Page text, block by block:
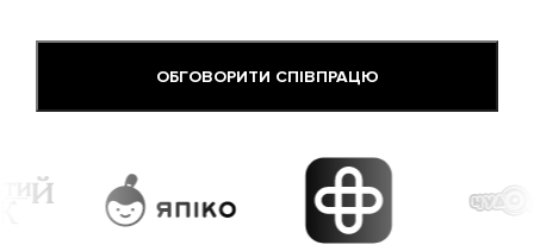
ОБГОВОРИТИ СПІВПРАЦЮ